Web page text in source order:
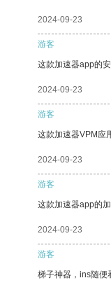
2024-09-23
游客
这款加速器app的
2024-09-23
游客
这款加速器VPM应
2024-09-23
游客
这款加速器app的
2024-09-23
游客
梯子神器，ins随便